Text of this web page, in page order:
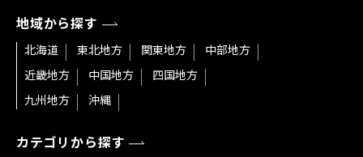
地域から探す
北海道 東北地方 関東地方
中部地方
近畿地方
中国地方
四国地方
九州地方
沖縄
カテゴリから探す